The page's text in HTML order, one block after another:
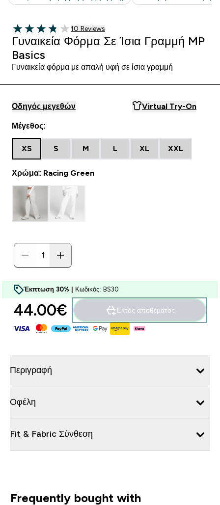
3.8 out of 5 stars
10 customer reviews
10 Reviews
Γυναικεία Φόρμα Σε Ίσια Γραμμή MP
Basics
Γυναικεία φόρμα με απαλή υφή σε ίσια γραμμή
Οδηγός μεγεθών Virtual Try-On
Μέγεθος:
XS S M L XL XXL
Χρώμα: Racing Green
Έκπτωση 30% | Κωδικός: BS30
44.00€‎ Εκτός αποθέματος
Περιγραφή
Οφέλη
Fit & Fabric Σύνθεση
Frequently bought with